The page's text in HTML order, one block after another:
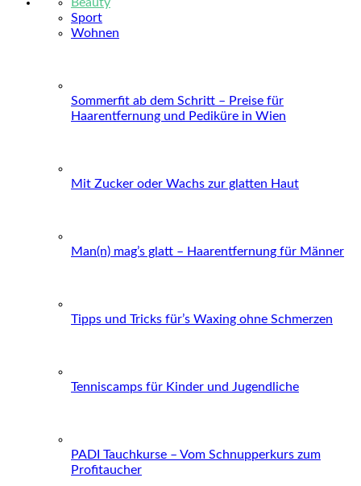
Sport
Wohnen
Sommerfit ab dem Schritt – Preise für
Haarentfernung und Pediküre in Wien
Mit Zucker oder Wachs zur glatten Haut
Man(n) mag’s glatt – Haarentfernung für Männer
Tipps und Tricks für’s Waxing ohne Schmerzen
Tenniscamps für Kinder und Jugendliche
PADI Tauchkurse – Vom Schnupperkurs zum
Profitaucher